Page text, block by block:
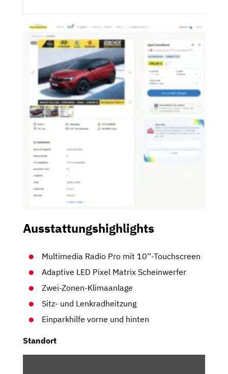
Ausstattungshighlights
Multimedia Radio Pro mit 10‘‘-Touchscreen
Adaptive LED Pixel Matrix Scheinwerfer
Zwei-Zonen-Klimaanlage
Sitz- und Lenkradheitzung
Einparkhilfe vorne und hinten
Standort